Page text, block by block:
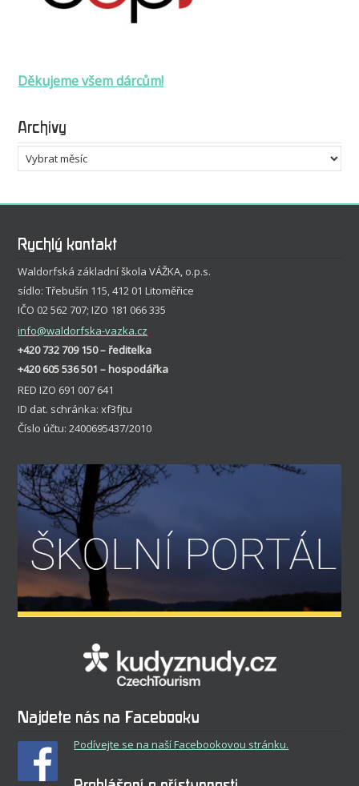
Děkujeme všem dárcům!
Archivy
Archivy
Rychlý kontakt
Waldorfská základní škola VÁŽKA, o.p.s.
sídlo: Třebušín 115, 412 01 Litoměřice
IČO 02 562 707; IZO 181 066 335
info@waldorfska-vazka.cz
+420 732 709 150 – ředitelka
+420 605 536 501 – hospodářka
RED IZO 691 007 641
ID dat. schránka: xf3fjtu
Číslo účtu: 2400695437/2010
Najdete nás na Facebooku
Podívejte se na naší Facebookovou stránku.